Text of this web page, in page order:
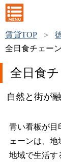
賃貸TOP
全日食チェー
全日食
自然と街が
青い看板が目
ェーンは、地
地域で生活す